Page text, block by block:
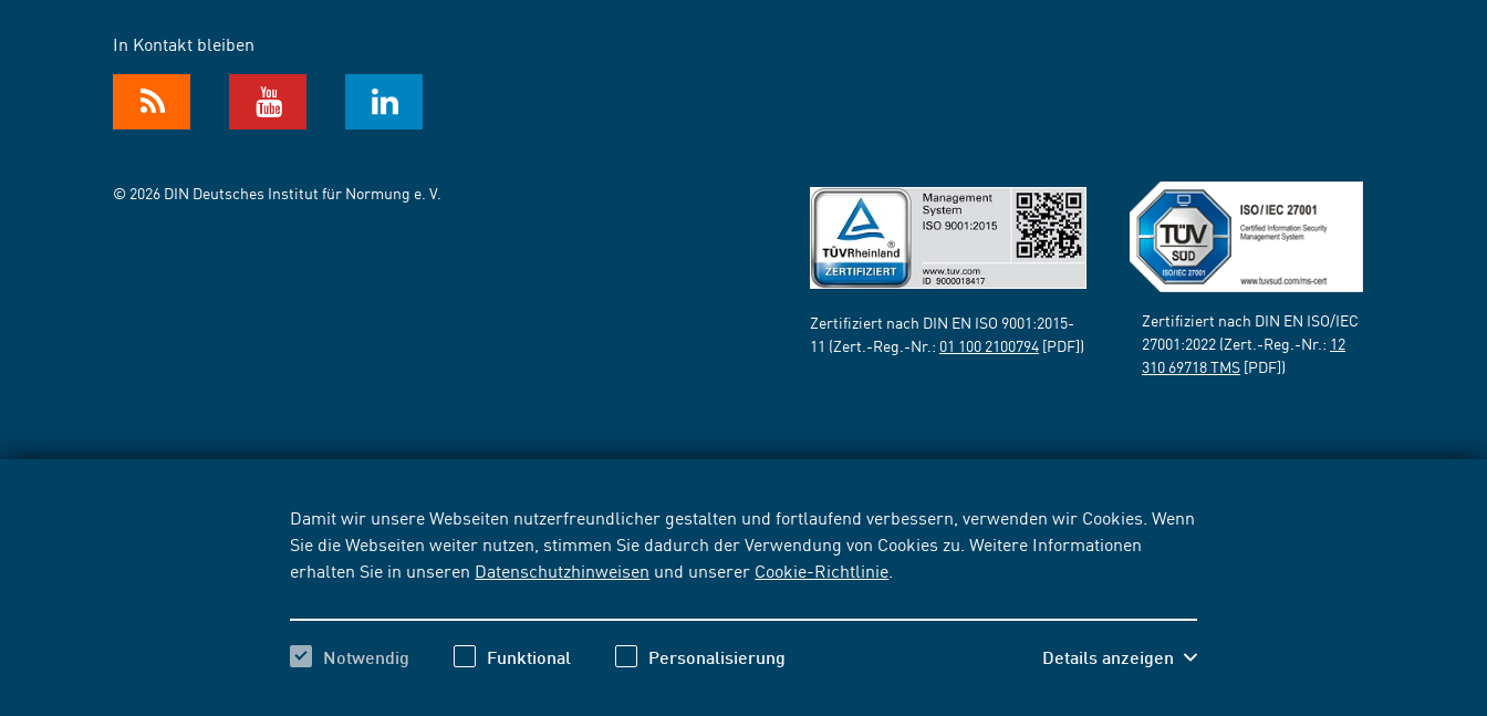
Damit wir unsere Webseiten nutzerfreundlicher gestalten und fortlaufend verbessern, verwenden wir Cookies. Wenn
Sie die Webseiten weiter nutzen, stimmen Sie dadurch der Verwendung von Cookies zu. Weitere Informationen
erhalten Sie in unseren Datenschutzhinweisen und unserer Cookie-Richtlinie
Notwendig Funktional Personalisierung Details anzeigen
In Kontakt bleiben
© 2026 DIN Deutsches Institut für Normung e. V.
Zertifiziert nach DIN EN ISO 9001:2015-
11 (Zert.-Reg.-Nr.: 01 100 2100794 [PDF])
Zertifiziert nach DIN EN ISO/IEC
27001:2022 (Zert.-Reg.-Nr.: 12
310 69718 TMS [PDF])